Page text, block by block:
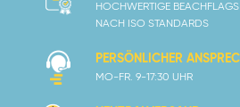
HOCHWERTIGE
NACH ISO STANDARDS
PERSÖNLICHER
MO-FR. 9-17:30 UHR